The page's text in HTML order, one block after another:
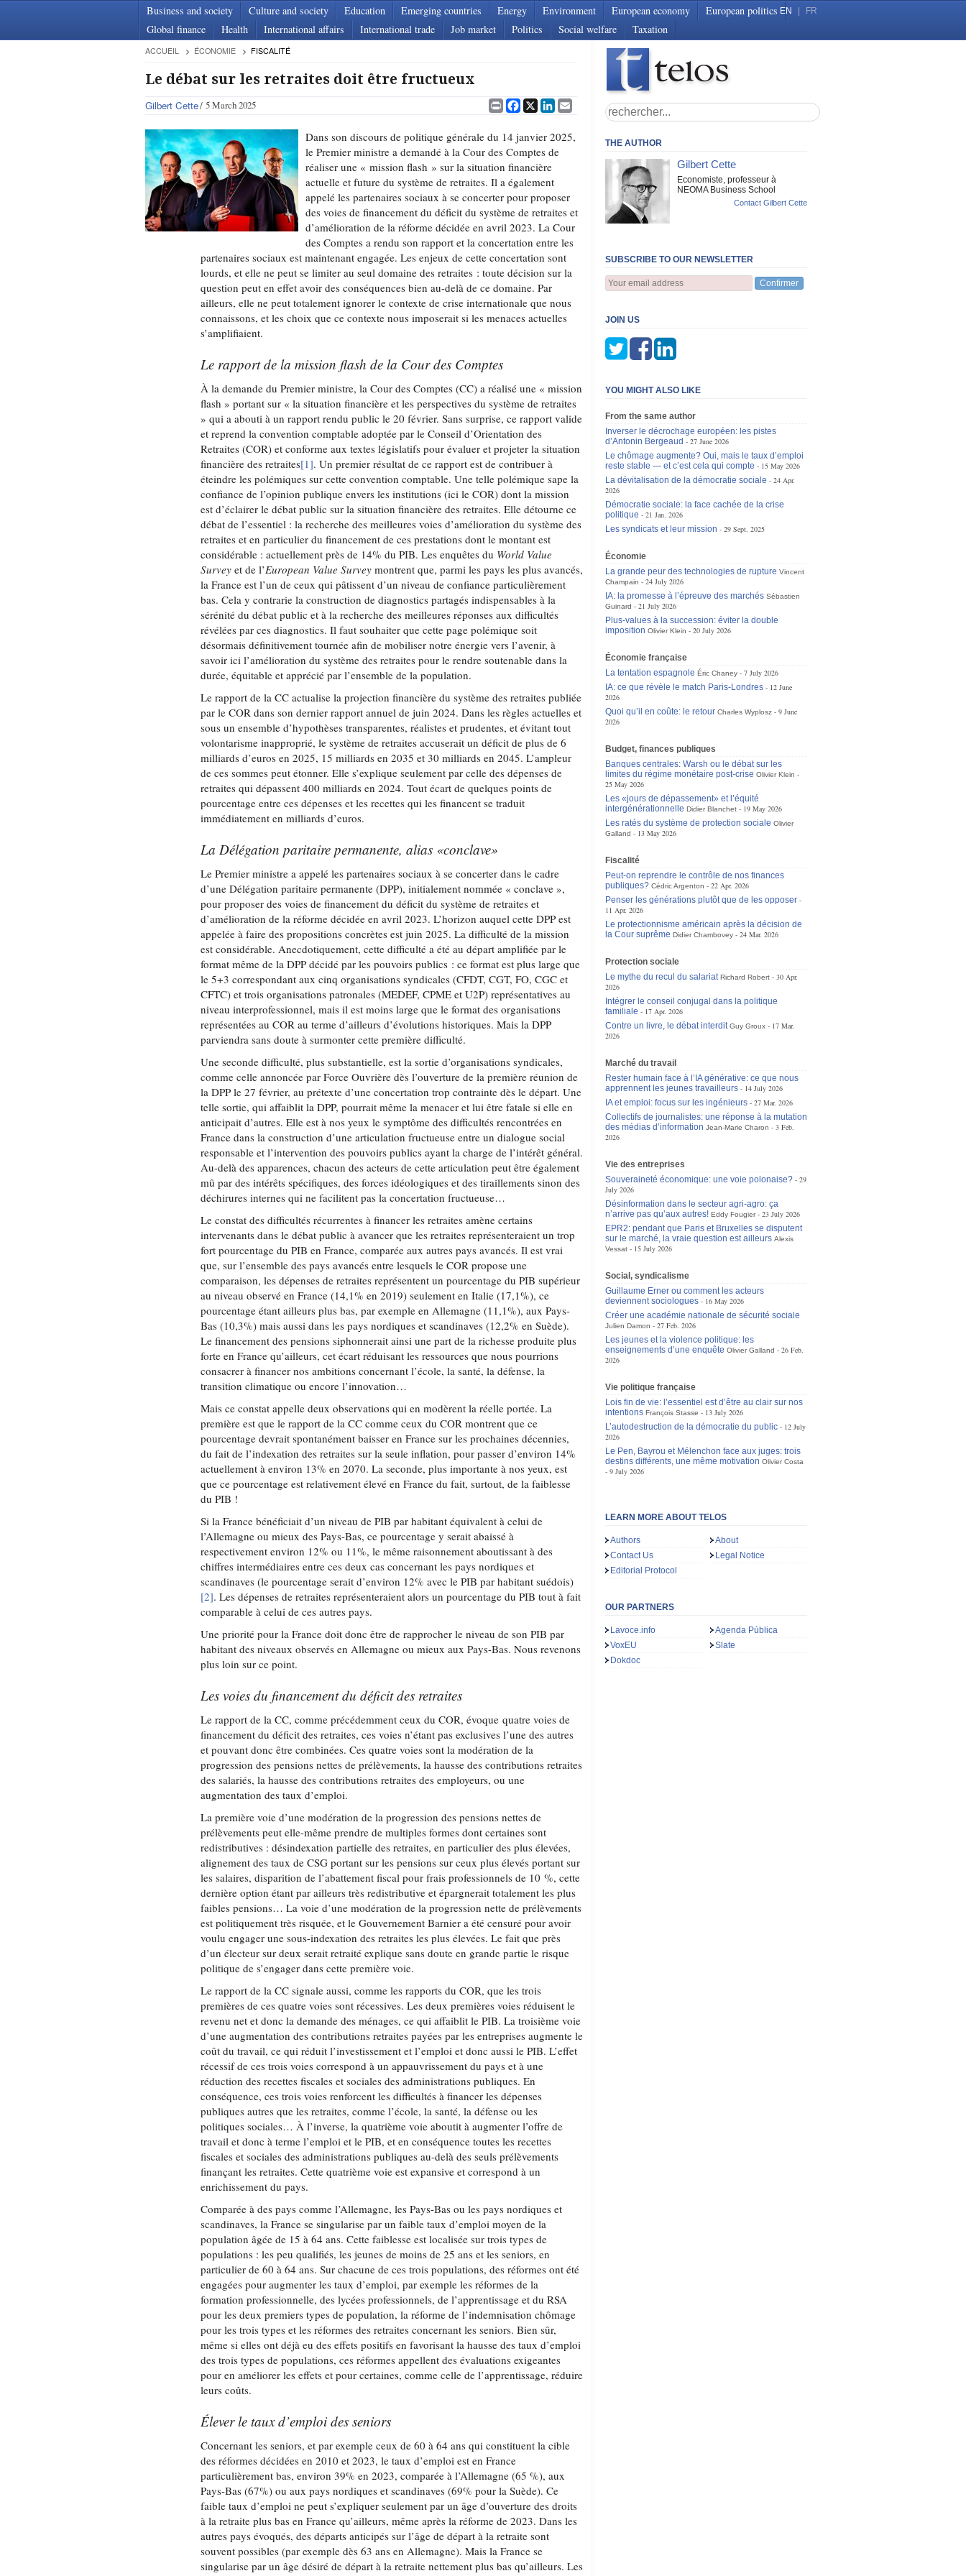
Business and society Culture and society Education Emerging countries Energy Environment European economy
European politics
Global finance
Health International affairs International trade Job market Politics Social welfare Taxation
EN FR
ACCUEIL ÉCONOMIE FISCALITÉ
Le débat sur les retraites doit être fructueux
Gilbert Cette 5 March 2025 PrintFacebook
X LinkedIn
Email
Dans son discours de politique générale du 14 janvier 2025,
le Premier ministre a demandé à la Cour des Comptes de
réaliser une « mission flash » sur la situation financière
actuelle et future du système de retraites. Il a également
appelé les partenaires sociaux à se concerter pour proposer
des voies de financement du déficit du système de retraites et
d’amélioration de la réforme décidée en avril 2023. La Cour
des Comptes a rendu son rapport et la concertation entre les
partenaires sociaux est maintenant engagée. Les enjeux de cette concertation sont
lourds, et elle ne peut se limiter au seul domaine des retraites : toute décision sur la
question peut en effet avoir des conséquences bien au-delà de ce domaine. Par
ailleurs, elle ne peut totalement ignorer le contexte de crise internationale que nous
connaissons, et les choix que ce contexte nous imposerait si les menaces actuelles
s’amplifiaient.
Le rapport de la mission flash de la Cour des Comptes
À la demande du Premier ministre, la Cour des Comptes (CC) a réalisé une « mission
flash » portant sur « la situation financière et les perspectives du système de retraites
» qui a abouti à un rapport rendu public le 20 février. Sans surprise, ce rapport valide
et reprend la convention comptable adoptée par le Conseil d’Orientation des
Retraites (COR) et conforme aux textes législatifs pour évaluer et projeter la situation
financière des retraites[1]. Un premier résultat de ce rapport est de contribuer à
éteindre les polémiques sur cette convention comptable. Une telle polémique sape la
confiance de l’opinion publique envers les institutions (ici le COR) dont la mission
est d’éclairer le débat public sur la situation financière des retraites. Elle détourne ce
débat de l’essentiel : la recherche des meilleures voies d’amélioration du système des
retraites et en particulier du financement de ces prestations dont le montant est
considérable : actuellement près de 14% du PIB. Les enquêtes du World Value
Survey et de l’European Value Survey montrent que, parmi les pays les plus avancés,
la France est l’un de ceux qui pâtissent d’un niveau de confiance particulièrement
bas. Cela y contrarie la construction de diagnostics partagés indispensables à la
sérénité du débat public et à la recherche des meilleures réponses aux difficultés
révélées par ces diagnostics. Il faut souhaiter que cette page polémique soit
désormais définitivement tournée afin de mobiliser notre énergie vers l’avenir, à
savoir ici l’amélioration du système des retraites pour le rendre soutenable dans la
durée, équitable et apprécié par l’ensemble de la population.
Le rapport de la CC actualise la projection financière du système des retraites publiée
par le COR dans son dernier rapport annuel de juin 2024. Dans les règles actuelles et
sous un ensemble d’hypothèses transparentes, réalistes et prudentes, et évitant tout
volontarisme inapproprié, le système de retraites accuserait un déficit de plus de 6
milliards d’euros en 2025, 15 milliards en 2035 et 30 milliards en 2045. L’ampleur
de ces sommes peut étonner. Elle s’explique seulement par celle des dépenses de
retraites qui dépassent 400 milliards en 2024. Tout écart de quelques points de
pourcentage entre ces dépenses et les recettes qui les financent se traduit
immédiatement en milliards d’euros.
La Délégation paritaire permanente, alias «conclave»
Le Premier ministre a appelé les partenaires sociaux à se concerter dans le cadre
d’une Délégation paritaire permanente (DPP), initialement nommée « conclave »,
pour proposer des voies de financement du déficit du système de retraites et
d’amélioration de la réforme décidée en avril 2023. L’horizon auquel cette DPP est
appelée à faire des propositions concrètes est juin 2025. La difficulté de la mission
est considérable. Anecdotiquement, cette difficulté a été au départ amplifiée par le
format même de la DPP décidé par les pouvoirs publics : ce format est plus large que
le 5+3 correspondant aux cinq organisations syndicales (CFDT, CGT, FO, CGC et
CFTC) et trois organisations patronales (MEDEF, CPME et U2P) représentatives au
niveau interprofessionnel, mais il est moins large que le format des organisations
représentées au COR au terme d’ailleurs d’évolutions historiques. Mais la DPP
parviendra sans doute à surmonter cette première difficulté.
Une seconde difficulté, plus substantielle, est la sortie d’organisations syndicales,
comme celle annoncée par Force Ouvrière dès l’ouverture de la première réunion de
la DPP le 27 février, au prétexte d’une concertation trop contrainte dès le départ. Une
telle sortie, qui affaiblit la DPP, pourrait même la menacer et lui être fatale si elle en
anticipait d’autres. Elle est à nos yeux le symptôme des difficultés rencontrées en
France dans la construction d’une articulation fructueuse entre un dialogue social
responsable et l’intervention des pouvoirs publics ayant la charge de l’intérêt général.
Au-delà des apparences, chacun des acteurs de cette articulation peut être également
mû par des intérêts spécifiques, des forces idéologiques et des tiraillements sinon des
déchirures internes qui ne facilitent pas la concertation fructueuse…
Le constat des difficultés récurrentes à financer les retraites amène certains
intervenants dans le débat public à avancer que les retraites représenteraient un trop
fort pourcentage du PIB en France, comparée aux autres pays avancés. Il est vrai
que, sur l’ensemble des pays avancés entre lesquels le COR propose une
comparaison, les dépenses de retraites représentent un pourcentage du PIB supérieur
au niveau observé en France (14,1% en 2019) seulement en Italie (17,1%), ce
pourcentage étant ailleurs plus bas, par exemple en Allemagne (11,1%), aux Pays-
Bas (10,3%) mais aussi dans les pays nordiques et scandinaves (12,2% en Suède).
Le financement des pensions siphonnerait ainsi une part de la richesse produite plus
forte en France qu’ailleurs, cet écart réduisant les ressources que nous pourrions
consacrer à financer nos ambitions concernant l’école, la santé, la défense, la
transition climatique ou encore l’innovation…
Mais ce constat appelle deux observations qui en modèrent la réelle portée. La
première est que le rapport de la CC comme ceux du COR montrent que ce
pourcentage devrait spontanément baisser en France sur les prochaines décennies,
du fait de l’indexation des retraites sur la seule inflation, pour passer d’environ 14%
actuellement à environ 13% en 2070. La seconde, plus importante à nos yeux, est
que ce pourcentage est relativement élevé en France du fait, surtout, de la faiblesse
du PIB !
Si la France bénéficiait d’un niveau de PIB par habitant équivalent à celui de
l’Allemagne ou mieux des Pays-Bas, ce pourcentage y serait abaissé à
respectivement environ 12% ou 11%, le même raisonnement aboutissant à des
chiffres intermédiaires entre ces deux cas concernant les pays nordiques et
scandinaves (le pourcentage serait d’environ 12% avec le PIB par habitant suédois)
[2]. Les dépenses de retraites représenteraient alors un pourcentage du PIB tout à fait
comparable à celui de ces autres pays.
Une priorité pour la France doit donc être de rapprocher le niveau de son PIB par
habitant des niveaux observés en Allemagne ou mieux aux Pays-Bas. Nous revenons
plus loin sur ce point.
Les voies du financement du déficit des retraites
Le rapport de la CC, comme précédemment ceux du COR, évoque quatre voies de
financement du déficit des retraites, ces voies n’étant pas exclusives l’une des autres
et pouvant donc être combinées. Ces quatre voies sont la modération de la
progression des pensions nettes de prélèvements, la hausse des contributions retraites
des salariés, la hausse des contributions retraites des employeurs, ou une
augmentation des taux d’emploi.
La première voie d’une modération de la progression des pensions nettes de
prélèvements peut elle-même prendre de multiples formes dont certaines sont
redistributives : désindexation partielle des retraites, en particulier des plus élevées,
alignement des taux de CSG portant sur les pensions sur ceux plus élevés portant sur
les salaires, disparition de l’abattement fiscal pour frais professionnels de 10 %, cette
dernière option étant par ailleurs très redistributive et épargnerait totalement les plus
faibles pensions… La voie d’une modération de la progression nette de prélèvements
est politiquement très risquée, et le Gouvernement Barnier a été censuré pour avoir
voulu engager une sous-indexation des retraites les plus élevées. Le fait que près
d’un électeur sur deux serait retraité explique sans doute en grande partie le risque
politique de s’engager dans cette première voie.
Le rapport de la CC signale aussi, comme les rapports du COR, que les trois
premières de ces quatre voies sont récessives. Les deux premières voies réduisent le
revenu net et donc la demande des ménages, ce qui affaiblit le PIB. La troisième voie
d’une augmentation des contributions retraites payées par les entreprises augmente le
coût du travail, ce qui réduit l’investissement et l’emploi et donc aussi le PIB. L’effet
récessif de ces trois voies correspond à un appauvrissement du pays et à une
réduction des recettes fiscales et sociales des administrations publiques. En
conséquence, ces trois voies renforcent les difficultés à financer les dépenses
publiques autres que les retraites, comme l’école, la santé, la défense ou les
politiques sociales… À l’inverse, la quatrième voie aboutit à augmenter l’offre de
travail et donc à terme l’emploi et le PIB, et en conséquence toutes les recettes
fiscales et sociales des administrations publiques au-delà des seuls prélèvements
finançant les retraites. Cette quatrième voie est expansive et correspond à un
enrichissement du pays.
Comparée à des pays comme l’Allemagne, les Pays-Bas ou les pays nordiques et
scandinaves, la France se singularise par un faible taux d’emploi moyen de la
population âgée de 15 à 64 ans. Cette faiblesse est localisée sur trois types de
populations : les peu qualifiés, les jeunes de moins de 25 ans et les seniors, en
particulier de 60 à 64 ans. Sur chacune de ces trois populations, des réformes ont été
engagées pour augmenter les taux d’emploi, par exemple les réformes de la
formation professionnelle, des lycées professionnels, de l’apprentissage et du RSA
pour les deux premiers types de population, la réforme de l’indemnisation chômage
pour les trois types et les réformes des retraites concernant les seniors. Bien sûr,
même si elles ont déjà eu des effets positifs en favorisant la hausse des taux d’emploi
des trois types de populations, ces réformes appellent des évaluations exigeantes
pour en améliorer les effets et pour certaines, comme celle de l’apprentissage, réduire
leurs coûts.
Élever le taux d’emploi des seniors
Concernant les seniors, et par exemple ceux de 60 à 64 ans qui constituent la cible
des réformes décidées en 2010 et 2023, le taux d’emploi est en France
particulièrement bas, environ 39% en 2023, comparée à l’Allemagne (65 %), aux
Pays-Bas (67%) ou aux pays nordiques et scandinaves (69% pour la Suède). Ce
faible taux d’emploi ne peut s’expliquer seulement par un âge d’ouverture des droits
à la retraite plus bas en France qu’ailleurs, même après la réforme de 2023. Dans les
autres pays évoqués, des départs anticipés sur l’âge de départ à la retraite sont
souvent possibles (par exemple dès 63 ans en Allemagne). Mais la France se
singularise par un âge désiré de départ à la retraite nettement plus bas qu’ailleurs. Les
THE AUTHOR
Gilbert Cette
Economiste, professeur à
NEOMA Business School
Contact Gilbert Cette
SUBSCRIBE TO OUR NEWSLETTER
Confirmer
JOIN US
YOU MIGHT ALSO LIKE
From the same author
Inverser le décrochage européen: les pistes
d’Antonin Bergeaud
27 June 2026
Le chômage augmente? Oui, mais le taux d’emploi
reste stable — et c’est cela qui compte
15 May 2026
La dévitalisation de la démocratie sociale
24 Apr.
2026
Démocratie sociale: la face cachée de la crise
politique
21 Jan. 2026
Les syndicats et leur mission
29 Sept. 2025
Économie
La grande peur des technologies de rupture Vincent
Champain
24 July 2026
IA: la promesse à l’épreuve des marchés Sébastien
Guinard
21 July 2026
Plus-values à la succession: éviter la double
imposition Olivier Klein 20 July 2026
Économie française
La tentation espagnole Éric Chaney
7 July 2026
IA: ce que révèle le match Paris-Londres
12 June
2026
Quoi qu’il en coûte: le retour Charles Wyplosz
9 June
2026
Budget, finances publiques
Banques centrales: Warsh ou le débat sur les
limites du régime monétaire post-crise Olivier Klein
25 May 2026
Les «jours de dépassement» et l’équité
intergénérationnelle Didier Blanchet
19 May 2026
Les ratés du système de protection sociale Olivier
Galland
13 May 2026
Fiscalité
Peut-on reprendre le contrôle de nos finances
publiques? Cédric Argenton
22 Apr. 2026
Penser les générations plutôt que de les opposer
11 Apr. 2026
Le protectionnisme américain après la décision de
la Cour suprême Didier Chambovey 24 Mar. 2026
Protection sociale
Le mythe du recul du salariat Richard Robert
30 Apr.
2026
Intégrer le conseil conjugal dans la politique
familiale
17 Apr. 2026
Contre un livre, le débat interdit Guy Groux
17 Mar.
2026
Marché du travail
Rester humain face à l’IA générative: ce que nous
apprennent les jeunes travailleurs
14 July 2026
IA et emploi: focus sur les ingénieurs
27 Mar. 2026
Collectifs de journalistes: une réponse à la mutation
des médias d’information Jean-Marie Charon
3 Feb.
2026
Vie des entreprises
Souveraineté économique: une voie polonaise?
29
July 2026
Désinformation dans le secteur agri-agro: ça
n’arrive pas qu’aux autres! Eddy Fougier
23 July 2026
EPR2: pendant que Paris et Bruxelles se disputent
sur le marché, la vraie question est ailleurs Alexis
Vessat
15 July 2026
Social, syndicalisme
Guillaume Erner ou comment les acteurs
deviennent sociologues
16 May 2026
Créer une académie nationale de sécurité sociale
Julien Damon
27 Feb. 2026
Les jeunes et la violence politique: les
enseignements d’une enquête Olivier Galland
26 Feb.
2026
Vie politique française
Lois fin de vie: l’essentiel est d’être au clair sur nos
intentions François Stasse
13 July 2026
L’autodestruction de la démocratie du public
12 July
2026
Le Pen, Bayrou et Mélenchon face aux juges: trois
destins différents, une même motivation Olivier Costa
9 July 2026
LEARN MORE ABOUT TELOS
Authors
About
Contact Us
Legal Notice
Editorial Protocol
OUR PARTNERS
Lavoce.info
Agenda Pública
VoxEU
Slate
Dokdoc